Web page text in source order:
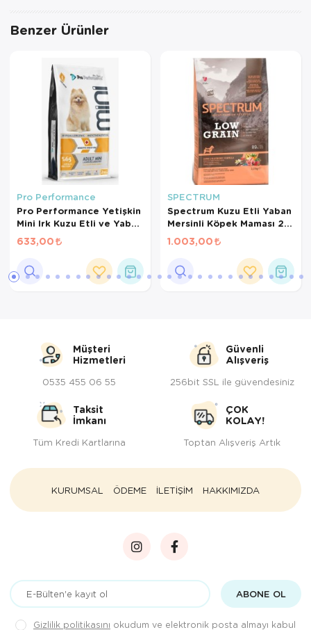
Benzer Ürünler
Pro Performance
Pro Performance Yetişkin
Mini Irk Kuzu Etli ve Yaban
Mersinli Köpek Maması 2
Kg
633,00
SPECTRUM
Spectrum Kuzu Etli Yaban
Mersinli Köpek Maması 2.5
Kg
1.003,00
Müşteri
Hizmetleri
0535 455 06 55
Güvenli
Alışveriş
256bit SSL ile güvendesiniz
Taksit
İmkanı
Tüm Kredi Kartlarına
ÇOK
KOLAY!
Toptan Alışveriş Artık
KURUMSAL ÖDEME İLETİŞİM HAKKIMIZDA
ABONE OL
Gizlilik politikasını okudum ve elektronik posta almayı kabul